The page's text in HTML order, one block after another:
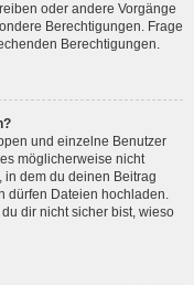
oder andere Vorgänge
Berechtigungen. Frage
Berechtigungen.
und einzelne Benutzer
möglicherweise nicht
dem du deinen Beitrag
dürfen Dateien hochladen.
dir nicht sicher bist, wieso